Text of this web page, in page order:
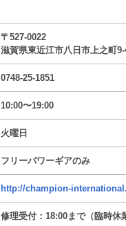
〒527-0022
滋賀県東近江市八日市上之町9-
0748-25-1851
10:00〜19:00
火曜日
フリーパワーギアのみ
http://champion-
修理受付：18:00まで（臨時休